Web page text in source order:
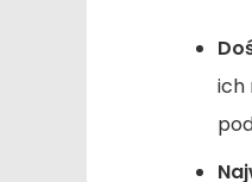
ich